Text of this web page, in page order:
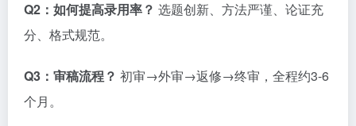
Q2：如何提高录用率？ 选题创新、方法严谨、论证充
分、格式规范。
Q3：审稿流程？ 初审→外审→返修→终审，全程约3-6
个月。